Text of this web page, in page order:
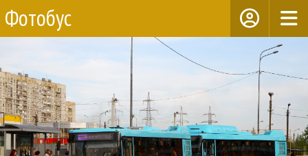
Фотобус